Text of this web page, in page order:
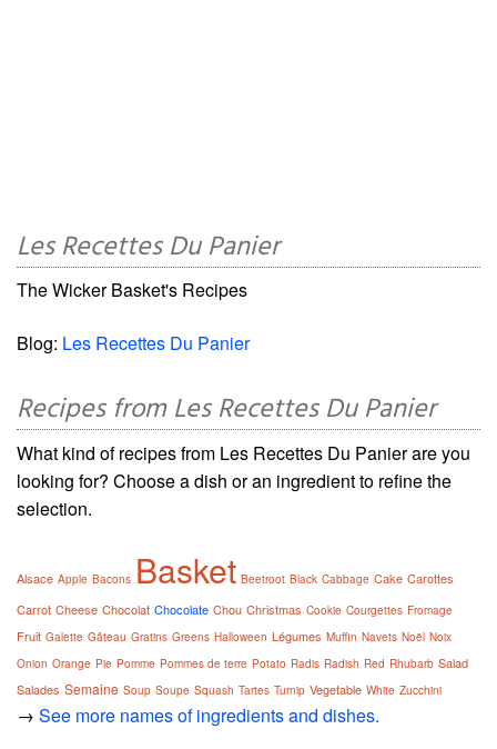
Les Recettes Du Panier
The Wicker Basket's Recipes
Blog: Les Recettes Du Panier
Recipes from Les Recettes Du Panier
What kind of recipes from Les Recettes Du Panier are you
looking for? Choose a dish or an ingredient to refine the
selection.
Alsace Apple Bacons Basket Beetroot Black Cabbage Cake Carottes
Carrot Cheese Chocolat Chocolate Chou Christmas Cookie Courgettes Fromage
Fruit Galette Gâteau Gratins Greens Halloween Légumes Muffin Navets Noël Noix
Onion Orange Pie Pomme Pommes de terre Potato Radis Radish Red Rhubarb Salad
Salades Semaine Soup Soupe Squash Tartes Turnip Vegetable White Zucchini
→ See more names of ingredients and dishes.